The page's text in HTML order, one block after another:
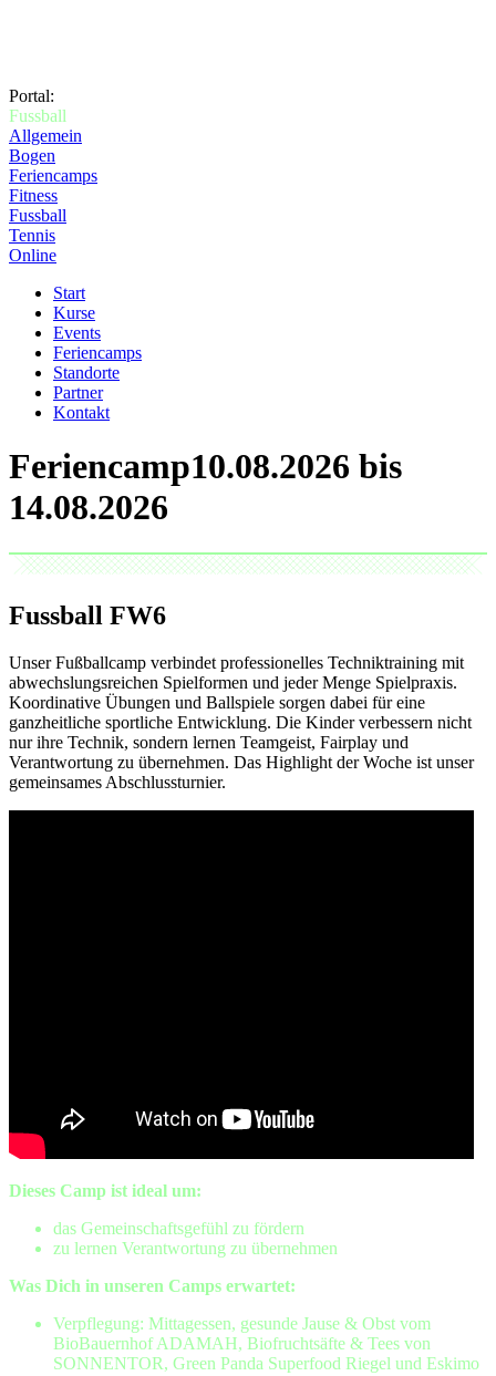
Portal:
Fussball
Allgemein
Bogen
Feriencamps
Fitness
Fussball
Tennis
Online
Start
Kurse
Events
Feriencamps
Standorte
Partner
Kontakt
Feriencamp
Fussball FW6
Unser Fußballcamp verbindet professionelles Techniktraining mit
abwechslungsreichen Spielformen und jeder Menge Spielpraxis.
Koordinative Übungen und Ballspiele sorgen dabei für eine
ganzheitliche sportliche Entwicklung. Die Kinder verbessern nicht
nur ihre Technik, sondern lernen Teamgeist, Fairplay und
Verantwortung zu übernehmen. Das Highlight der Woche ist unser
gemeinsames Abschlussturnier.
Dieses Camp ist ideal um:
das Gemeinschaftsgefühl zu fördern
zu lernen Verantwortung zu übernehmen
Was Dich in unseren Camps erwartet:
Verpflegung: Mittagessen, gesunde Jause & Obst vom
BioBauernhof ADAMAH, Biofruchtsäfte & Tees von
SONNENTOR, Green Panda Superfood Riegel und Eskimo